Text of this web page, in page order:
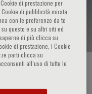
di prestazione per
di pubblicità mirata
con le preferenze da te
questo e su altri siti ed
di più clicca su
di prestazione, i Cookie
parti clicca su
acconsenti all’uso di tutte le